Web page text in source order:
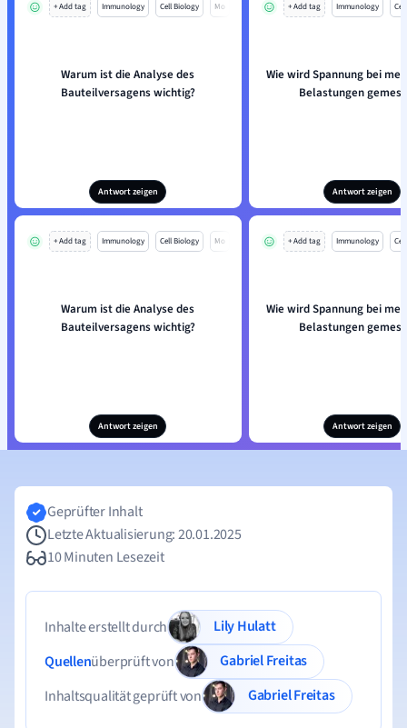
+ Add tag Immunology Cell Biology Mo
Warum ist die Analyse des
Bauteilversagens wichtig?
Antwort zeigen
+ Add tag Immunology
Wie wird Spannung bei
Belastungen
Antwort zeigen
+ Add tag Immunology Cell Biology Mo
Warum ist die Analyse des
Bauteilversagens wichtig?
Antwort zeigen
+ Add tag Immunology
Wie wird Spannung bei
Belastungen
Antwort zeigen
Geprüfter Inhalt
Letzte Aktualisierung: 20.01.2025
10 Minuten Lesezeit
Inhalte erstellt durch
Lily Hulatt
Quellenüberprüft von
Gabriel Freitas
Inhaltsqualität geprüft von
Gabriel Freitas